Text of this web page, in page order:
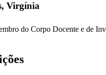
Virgínia
do Corpo Docente e de